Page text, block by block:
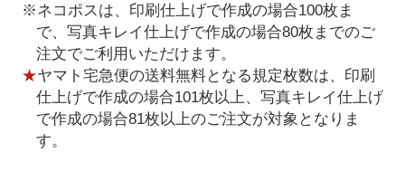
※ネコポスは、印刷仕上げで作成の場合100枚ま
で、写真キレイ仕上げで作成の場合80枚までのご
注文でご利用いただけます。
★ヤマト宅急便の送料無料となる規定枚数は、印刷
仕上げで作成の場合101枚以上、写真キレイ仕上げ
で作成の場合81枚以上のご注文が対象となりま
す。